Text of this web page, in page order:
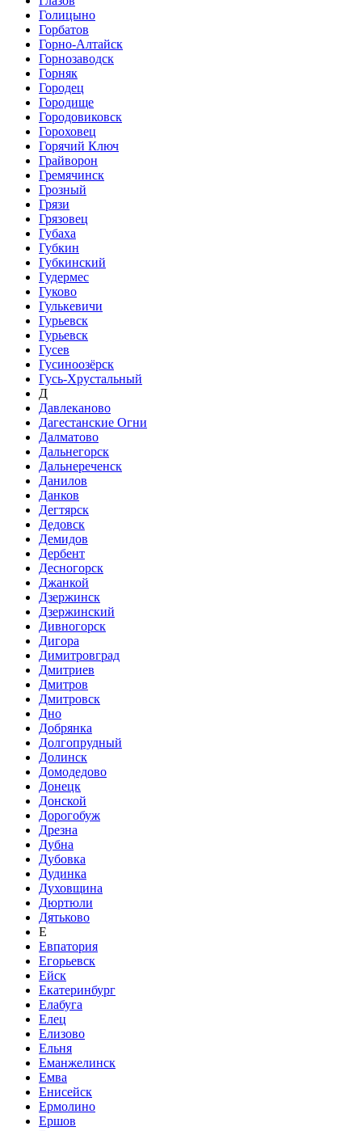
Голицыно
Горбатов
Горно-Алтайск
Горнозаводск
Горняк
Городец
Городище
Городовиковск
Гороховец
Горячий Ключ
Грайворон
Гремячинск
Грозный
Грязи
Грязовец
Губаха
Губкин
Губкинский
Гудермес
Гуково
Гулькевичи
Гурьевск
Гурьевск
Гусев
Гусиноозёрск
Гусь-Хрустальный
Д
Давлеканово
Дагестанские Огни
Далматово
Дальнегорск
Дальнереченск
Данилов
Данков
Дегтярск
Дедовск
Демидов
Дербент
Десногорск
Джанкой
Дзержинск
Дзержинский
Дивногорск
Дигора
Димитровград
Дмитриев
Дмитров
Дмитровск
Дно
Добрянка
Долгопрудный
Долинск
Домодедово
Донецк
Донской
Дорогобуж
Дрезна
Дубна
Дубовка
Дудинка
Духовщина
Дюртюли
Дятьково
Е
Евпатория
Егорьевск
Ейск
Екатеринбург
Елабуга
Елец
Елизово
Ельня
Еманжелинск
Емва
Енисейск
Ермолино
Ершов